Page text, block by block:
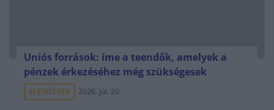
Uniós források: íme a teendők, amelyek a
pénzek érkezéséhez még szükségesek
ELEMZÉSEK 2026. júl. 20.